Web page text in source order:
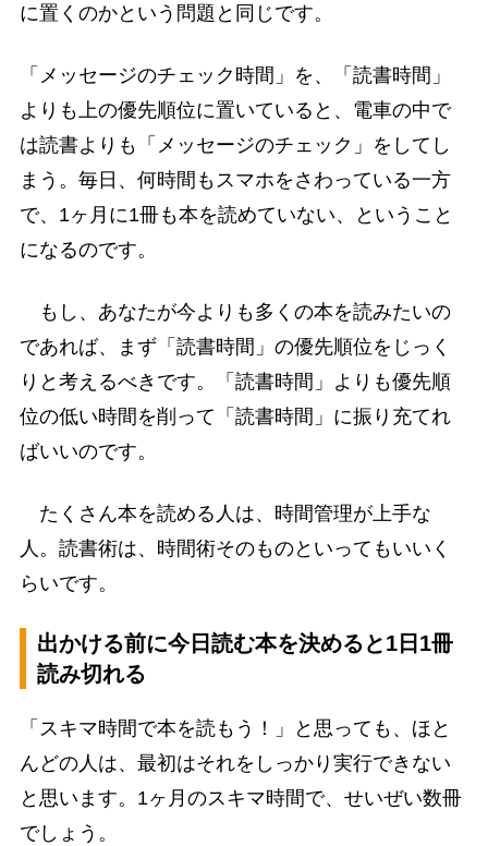
に置くのかという問題と同じです。
「メッセージのチェック時間」を、「読書時間」
よりも上の優先順位に置いていると、電車の中で
は読書よりも「メッセージのチェック」をしてし
まう。毎日、何時間もスマホをさわっている一方
で、1ヶ月に1冊も本を読めていない、ということ
になるのです。
もし、あなたが今よりも多くの本を読みたいの
であれば、まず「読書時間」の優先順位をじっく
りと考えるべきです。「読書時間」よりも優先順
位の低い時間を削って「読書時間」に振り充てれ
ばいいのです。
たくさん本を読める人は、時間管理が上手な
人。読書術は、時間術そのものといってもいいく
らいです。
出かける前に今日読む本を決めると1日1冊
読み切れる
「スキマ時間で本を読もう！」と思っても、ほと
んどの人は、最初はそれをしっかり実行できない
と思います。1ヶ月のスキマ時間で、せいぜい数冊
でしょう。